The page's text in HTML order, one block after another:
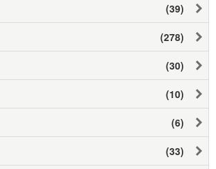
(39)
(278)
(30)
(10)
(6)
(33)